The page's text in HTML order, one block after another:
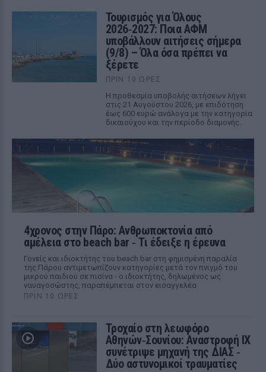
Τουρισμός για Όλους
2026‑2027: Ποια ΑΦΜ
υποβάλλουν αιτήσεις σήμερα
(9/8) – Όλα όσα πρέπει να
ξέρετε
ΠΡΙΝ 10 ΏΡΕΣ
Η προθεσμία υποβολής αιτήσεων λήγει
στις 21 Αυγούστου 2026, με επιδότηση
έως 600 ευρώ ανάλογα με την κατηγορία
δικαιούχου και την περίοδο διαμονής.
4χρονος στην Πάρο: Ανθρωποκτονία από
αμέλεια στο beach bar ‑ Τι έδειξε η έρευνα
Γονείς και ιδιοκτήτης του beach bar στη φημισμένη παραλία
της Πάρου αντιμετωπίζουν κατηγορίες μετά τον πνιγμό του
μικρού παιδιού σε πισίνα - ο ιδιοκτήτης, δηλωμένος ως
ναυαγοσώστης, παραπέμπεται στον εισαγγελέα
ΠΡΙΝ 10 ΏΡΕΣ
Τροχαίο στη λεωφόρο
Αθηνών‑Σουνίου: Αναστροφή ΙΧ
συνέτριψε μηχανή της ΔΙΑΣ ‑
Δύο αστυνομικοί τραυματίες